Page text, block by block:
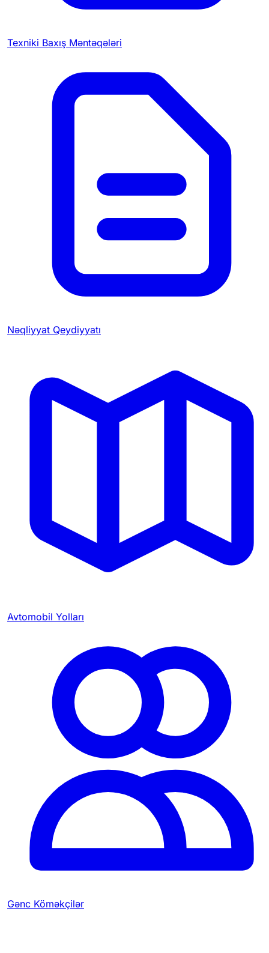
Texniki Baxış Məntəqələri
Nəqliyyat Qeydiyyatı
Avtomobil Yolları
Gənc Köməkçilər